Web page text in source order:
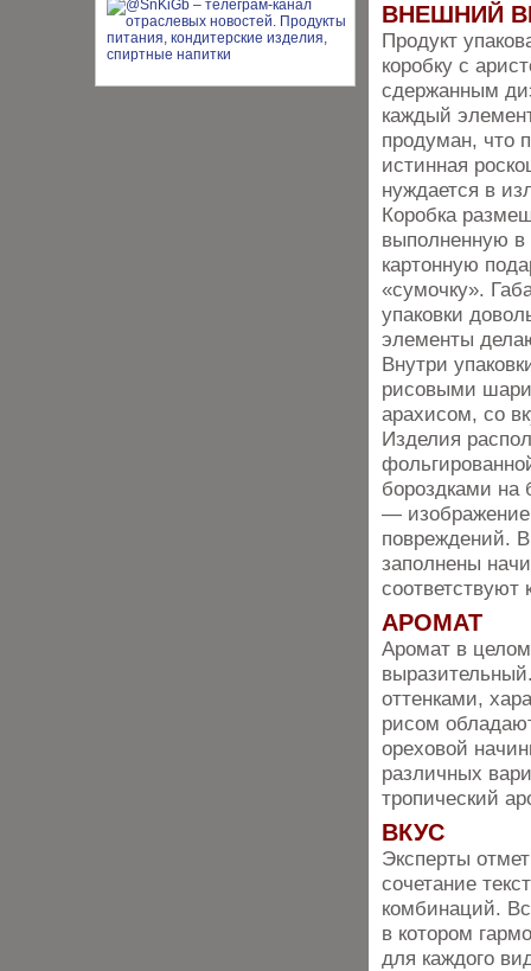
ВНЕШНИЙ
Продукт
коробку с
сдержанным
каждый
продуман, что
истинная
нуждается в
Коробка
выполненную
картонную
«сумочку».
упаковки
элементы
Внутри
рисовыми
арахисом, со
Изделия
бороздками на
— изображение
повреждений.
заполнены
соответствуют
АРОМАТ
Аромат в
оттенками,
рисом
ореховой
различных
тропический
ВКУС
Эксперты
сочетание
комбинаций.
в котором
для каждого